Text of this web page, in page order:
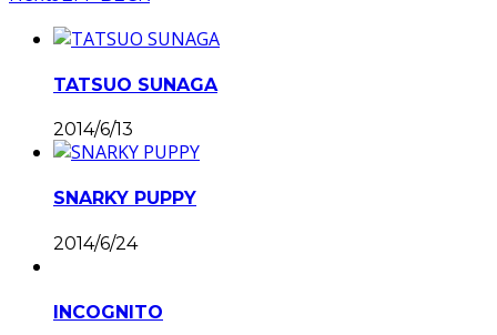
TATSUO SUNAGA
2014/6/13
SNARKY PUPPY
2014/6/24
INCOGNITO